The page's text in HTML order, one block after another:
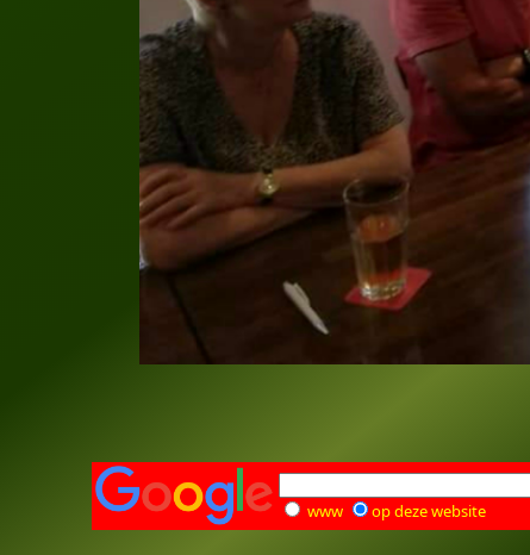
www op deze website